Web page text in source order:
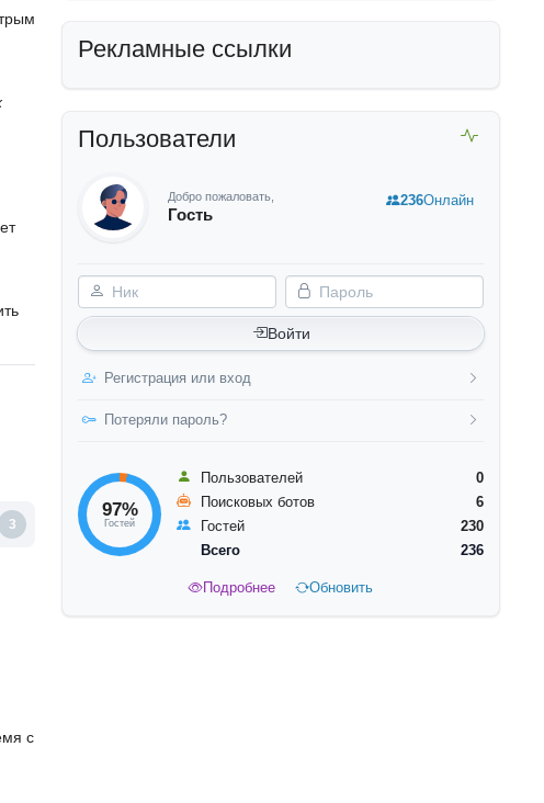
3
с
Рекламные ссылки
Пользователи
Добро пожаловать,
Гость
Ник Пароль
Войти
Регистрация или вход
Потеряли пароль?
236Онлайн
97%
Гостей
Пользователей
0
Поисковых ботов
6
Гостей
230
Всего
236
Подробнее Обновить